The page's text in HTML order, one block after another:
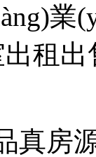
業
租出
真房